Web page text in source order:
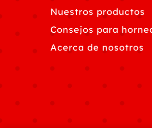
Nuestros productos
Consejos para
Acerca de nosotros